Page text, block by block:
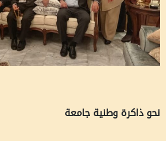
نحو ذاكرة وطنية جامعة